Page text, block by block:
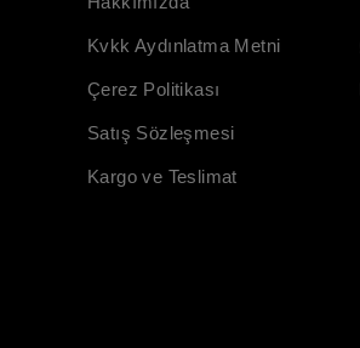
Kvkk Aydınlatma Metni
Çerez Politikası
Satış Sözleşmesi
Kargo ve Teslimat